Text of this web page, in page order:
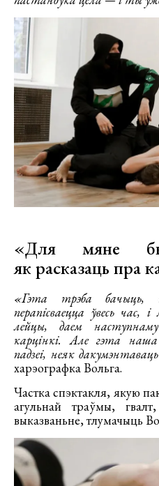
«Для мяне
як расказаць пра
«Гэта трэба бачыць,
перапісваецца ўвесь
лейцы, даем
карцінкі. Але гэта
падзеі, неяк
харэографка Вольга.
Частка спэктакля, якую
агульнай траўмы,
выказваньне, тлумачыць